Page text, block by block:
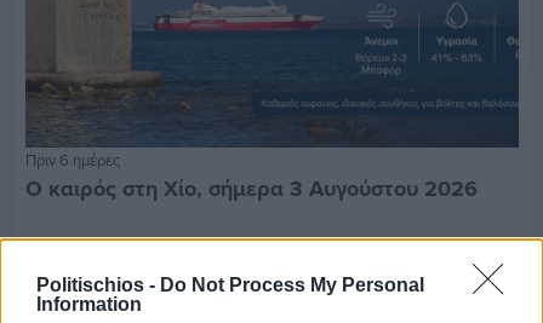
Politischios - Do Not Process My Personal
Information
Πριν 6 ημέρες
Ο καιρός στη Χίο, σήμερα 3 Αυγούστου 2026